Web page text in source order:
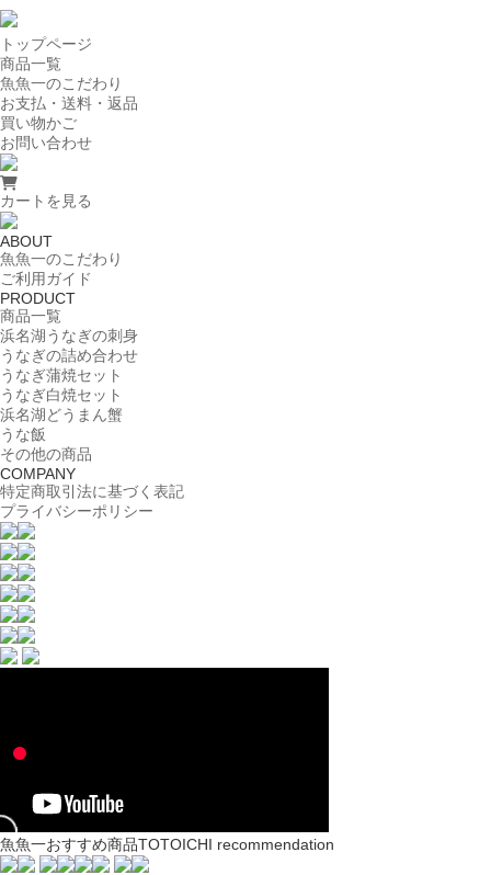
トップページ
商品一覧
魚魚一のこだわり
お支払・送料・返品
買い物かご
お問い合わせ
カートを見る
ABOUT
魚魚一のこだわり
ご利用ガイド
PRODUCT
商品一覧
浜名湖うなぎの刺身
うなぎの詰め合わせ
うなぎ蒲焼セット
うなぎ白焼セット
浜名湖どうまん蟹
うな飯
その他の商品
COMPANY
特定商取引法に基づく表記
プライバシーポリシー
魚魚一おすすめ商品TOTOICHI recommendation